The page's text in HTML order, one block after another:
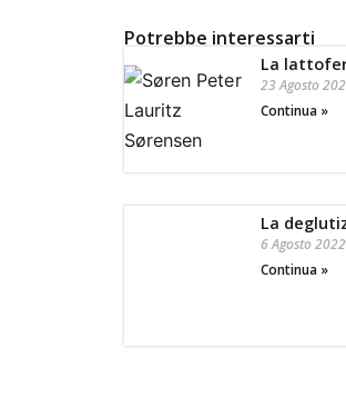
Potrebbe interessarti
La
23 Agosto
Continua »
La
6 Agosto 2022
Continua »